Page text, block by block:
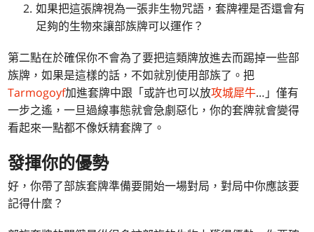
如果把這張牌視為一張非生物咒語，套牌裡是否還會有
足夠的生物來讓部族牌可以運作？
第二點在於確保你不會為了要把這類牌放進去而踢掉一些部
族牌，如果是這樣的話，不如就別使用部族了。把
Tarmogoyf加進套牌中跟「或許也可以放攻城犀牛…」僅有
一步之遙，一旦過線事態就會急劇惡化，你的套牌就會變得
看起來一點都不像妖精套牌了。
發揮你的優勢
好，你帶了部族套牌準備要開始一場對局，對局中你應該要
記得什麼？